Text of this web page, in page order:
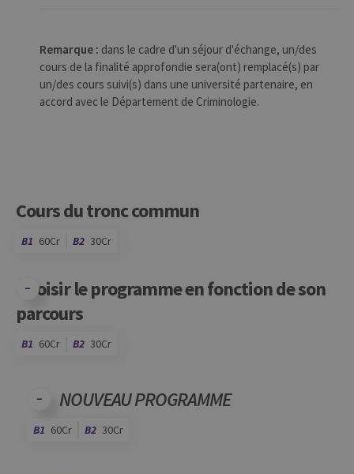
Remarque : dans le cadre d'un séjour d'échange, un/des
cours de la finalité approfondie sera(ont) remplacé(s) par
un/des cours suivi(s) dans une université partenaire, en
accord avec le Département de Criminologie.
Cours du tronc commun
B1 60Cr B2 30Cr
Choisir le programme en fonction de son
parcours
B1 60Cr B2 30Cr
NOUVEAU PROGRAMME
B1 60Cr B2 30Cr